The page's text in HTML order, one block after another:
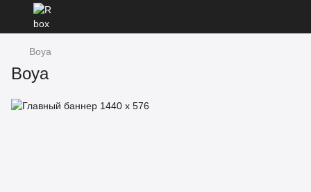
Boya
Boya